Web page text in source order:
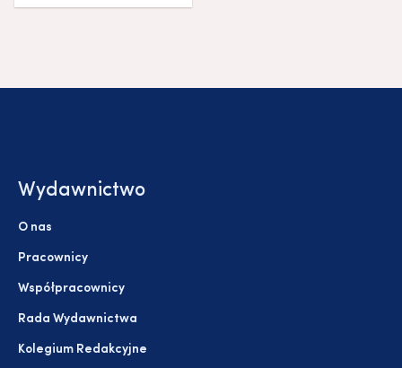
Wydawnictwo
O nas
Pracownicy
Współpracownicy
Rada Wydawnictwa
Kolegium Redakcyjne